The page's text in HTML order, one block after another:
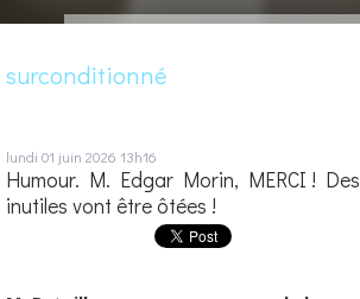
surconditionné
lundi 01 juin 2026 13h16
Humour. M. Edgar Morin, MERCI !
inutiles vont être ôtées !